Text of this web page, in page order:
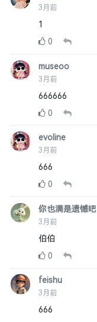
3月前
1
0
museoo
3月前
666666
0
evoline
3月前
666
0
你也满是遗憾吧
3月前
伯伯
0
feishu
3月前
666